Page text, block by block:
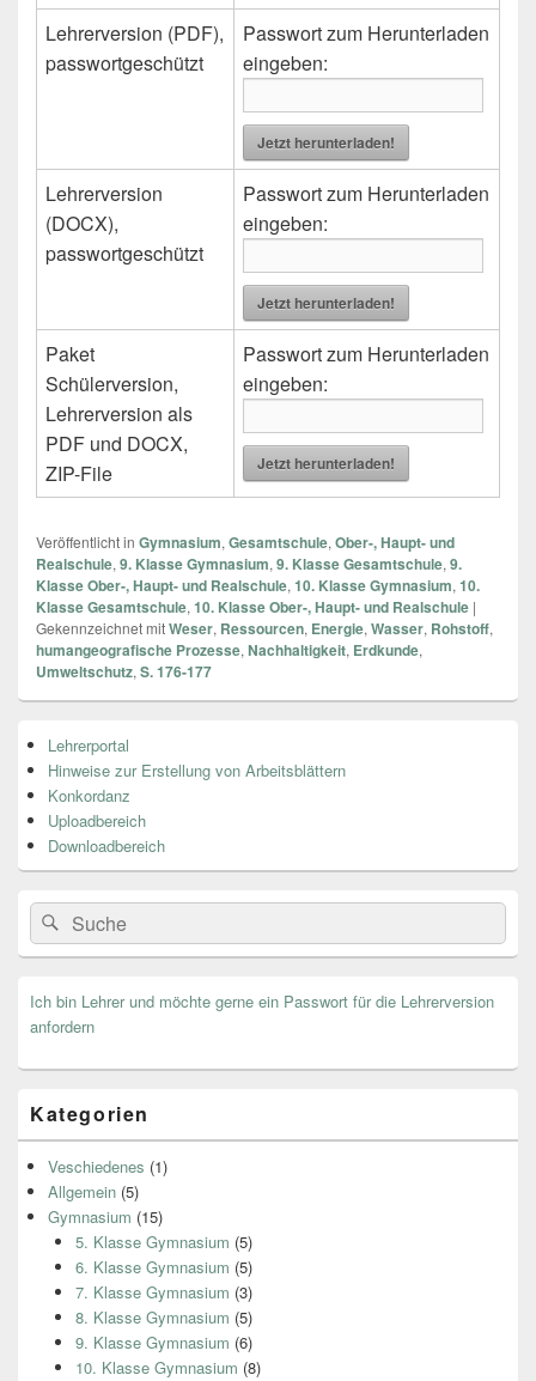
Lehrerversion (PDF),
passwortgeschützt
Passwort zum Herunterladen
eingeben:
Jetzt herunterladen!
Lehrerversion
(DOCX),
passwortgeschützt
Passwort zum Herunterladen
eingeben:
Jetzt herunterladen!
Paket
Schülerversion,
Lehrerversion als
PDF und DOCX,
ZIP-File
Passwort zum Herunterladen
eingeben:
Jetzt herunterladen!
Veröffentlicht in Gymnasium, Gesamtschule, Ober-, Haupt- und
Realschule, 9. Klasse Gymnasium, 9. Klasse Gesamtschule, 9.
Klasse Ober-, Haupt- und Realschule, 10. Klasse Gymnasium, 10.
Klasse Gesamtschule, 10. Klasse Ober-, Haupt- und Realschule |
Gekennzeichnet mitWeser, Ressourcen, Energie, Wasser, Rohstoff,
humangeografische Prozesse, Nachhaltigkeit, Erdkunde,
Umweltschutz, S. 176-177
Seitenleisten
Widget-
Bereich
Lehrerportal
Hinweise zur Erstellung von Arbeitsblättern
Konkordanz
Uploadbereich
Downloadbereich
Search
for:
Suche
Ich bin Lehrer und möchte gerne ein Passwort für die Lehrerversion
anfordern
Kategorien
Veschiedenes (1)
Allgemein (5)
Gymnasium (15)
5. Klasse Gymnasium (5)
6. Klasse Gymnasium (5)
7. Klasse Gymnasium (3)
8. Klasse Gymnasium (5)
9. Klasse Gymnasium (6)
10. Klasse Gymnasium (8)